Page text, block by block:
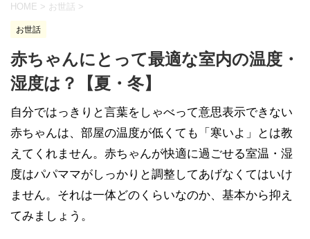
HOME > お世話 >
お世話
赤ちゃんにとって最適な室内の温度・
湿度は？【夏・冬】
自分ではっきりと言葉をしゃべって意思表示できない
赤ちゃんは、部屋の温度が低くても「寒いよ」とは教
えてくれません。赤ちゃんが快適に過ごせる室温・湿
度はパパママがしっかりと調整してあげなくてはいけ
ません。それは一体どのくらいなのか、基本から抑え
てみましょう。